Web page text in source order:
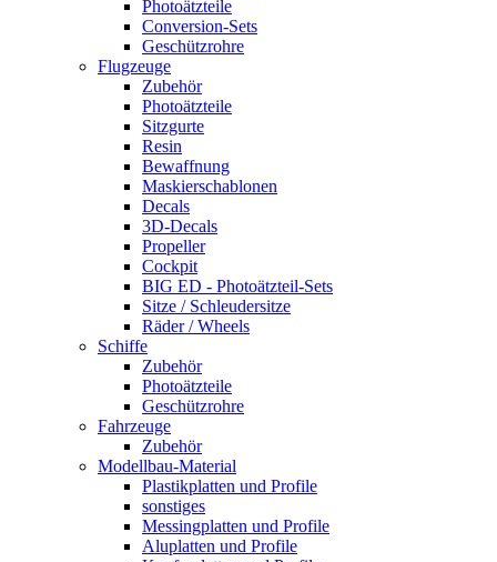
Photoätzteile
Conversion-Sets
Geschützrohre
Flugzeuge
Zubehör
Photoätzteile
Sitzgurte
Resin
Bewaffnung
Maskierschablonen
Decals
3D-Decals
Propeller
Cockpit
BIG ED - Photoätzteil-Sets
Sitze / Schleudersitze
Räder / Wheels
Schiffe
Zubehör
Photoätzteile
Geschützrohre
Fahrzeuge
Zubehör
Modellbau-Material
Plastikplatten und Profile
sonstiges
Messingplatten und Profile
Aluplatten und Profile